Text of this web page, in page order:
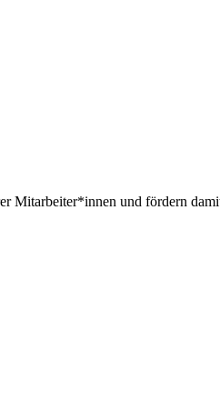
Mitarbeiter*innen und fördern